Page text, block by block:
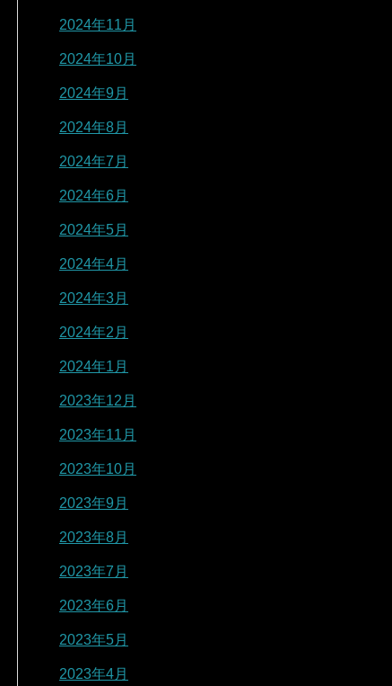
2024年11月
2024年10月
2024年9月
2024年8月
2024年7月
2024年6月
2024年5月
2024年4月
2024年3月
2024年2月
2024年1月
2023年12月
2023年11月
2023年10月
2023年9月
2023年8月
2023年7月
2023年6月
2023年5月
2023年4月